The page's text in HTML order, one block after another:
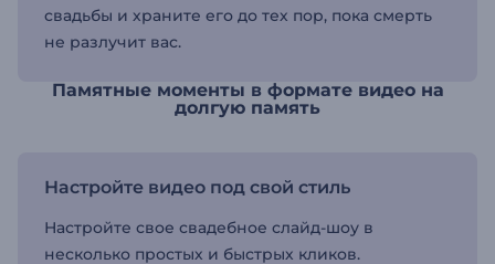
свадьбы и храните его до тех пор, пока смерть
не разлучит вас.
Памятные моменты в формате видео на
долгую память
Настройте видео под свой стиль
Настройте свое свадебное слайд-шоу в
несколько простых и быстрых кликов.